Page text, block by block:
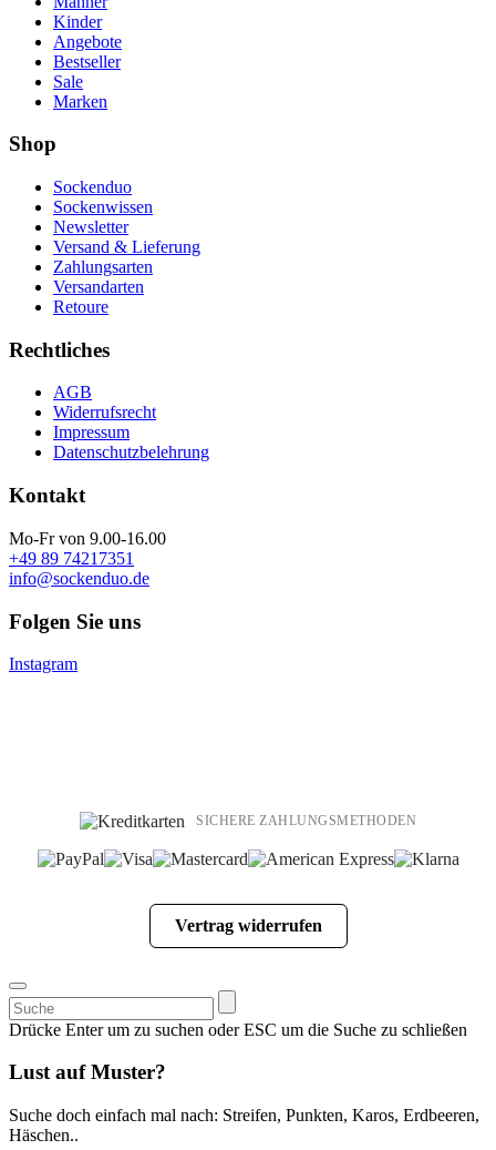
Kinder
Angebote
Bestseller
Sale
Marken
Shop
Sockenduo
Sockenwissen
Newsletter
Versand & Lieferung
Zahlungsarten
Versandarten
Retoure
Rechtliches
AGB
Widerrufsrecht
Impressum
Datenschutzbelehrung
Kontakt
Mo-Fr von 9.00-16.00
+49 89 74217351
info@sockenduo.de
Folgen Sie uns
Instagram
SICHERE ZAHLUNGSMETHODEN
Vertrag widerrufen
Suchen
nach:
Drücke Enter um zu suchen oder ESC um die Suche zu schließen
Lust auf Muster?
Suche doch einfach mal nach: Streifen, Punkten, Karos, Erdbeeren,
Häschen..